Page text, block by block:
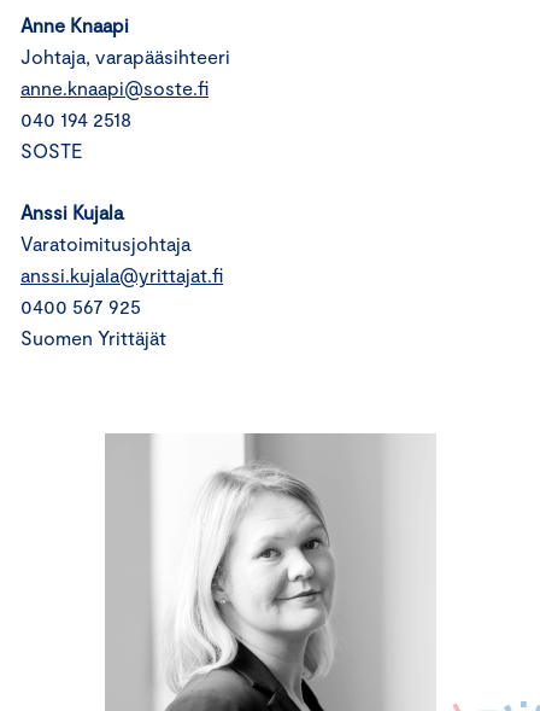
Anne Knaapi
Johtaja, varapääsihteeri
anne.knaapi@soste.fi
040 194 2518
SOSTE
Anssi Kujala
Varatoimitusjohtaja
anssi.kujala@yrittajat.fi
0400 567 925
Suomen Yrittäjät